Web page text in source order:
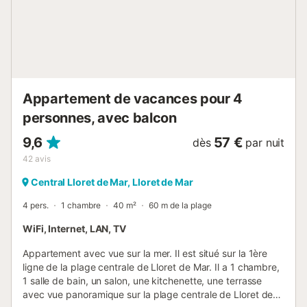
Appartement de vacances pour 4
personnes, avec balcon
9,6
42 avis
dès 57 € par nuit
Central Lloret de Mar, Lloret de Mar
4 pers. 1 chambre 40 m² 60 m de la plage
WiFi, Internet, LAN, TV
Appartement avec vue sur la mer. Il est situé sur la 1ère
ligne de la plage centrale de Lloret de Mar. Il a 1 chambre,
1 salle de bain, un salon, une kitchenette, une terrasse
avec vue panoramique sur la plage centrale de Lloret de